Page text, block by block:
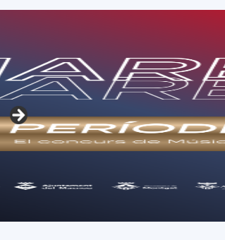
08
agost